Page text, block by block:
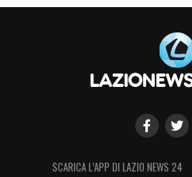
SCARICA L’APP DI LAZIO NEWS 24